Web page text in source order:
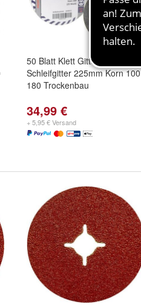
50 Blatt Klett Gitterleinen
Schleifgitter 225mm Korn 100
180 Trockenbau
34,99 €
+ 5,95 € Versand